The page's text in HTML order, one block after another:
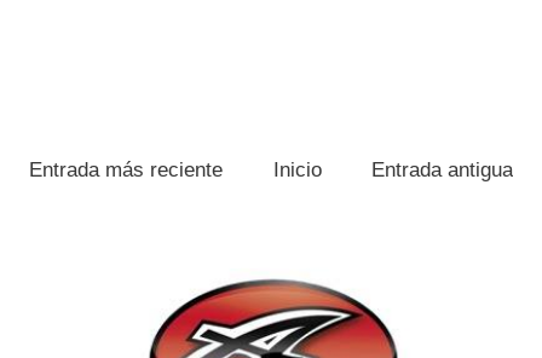
Entrada más reciente Entrada antigua
Inicio